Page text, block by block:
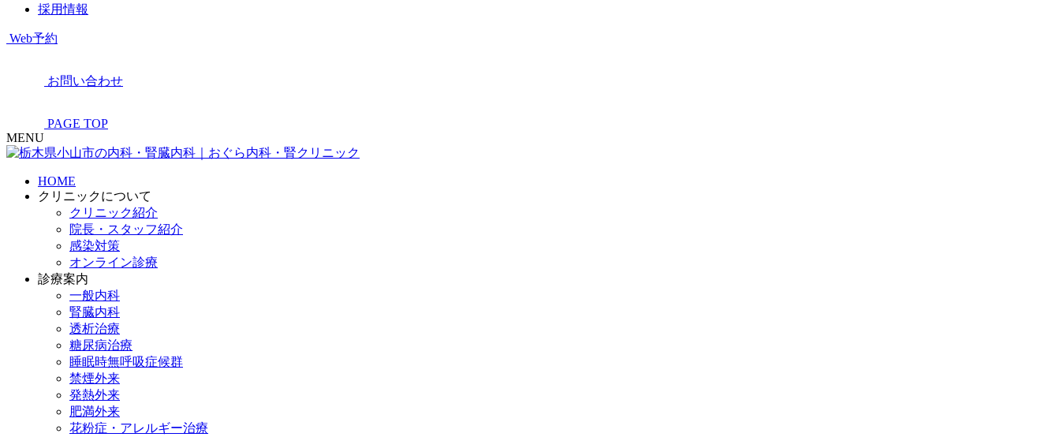
採用情報
Web予約
お問い合わせ
PAGE TOP
MENU
HOME
クリニックについて
クリニック紹介
院長・スタッフ紹介
感染対策
オンライン診療
診療案内
一般内科
腎臓内科
透析治療
糖尿病治療
睡眠時無呼吸症候群
禁煙外来
発熱外来
肥満外来
花粉症・アレルギー治療